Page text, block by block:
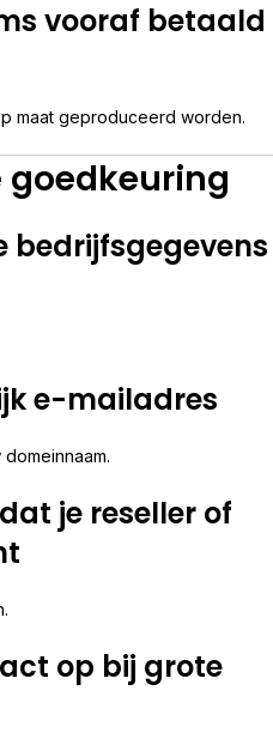
vooraf betaald
maat geproduceerd worden.
goedkeuring
bedrijfsgegevens
e-mailadres
je reseller of
op bij grote